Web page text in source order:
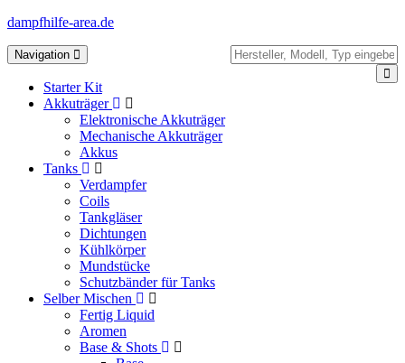
dampfhilfe-area.de
Toggle
navigation
Navigation
Starter Kit
Akkuträger
Elektronische Akkuträger
Mechanische Akkuträger
Akkus
Tanks
Verdampfer
Coils
Tankgläser
Dichtungen
Kühlkörper
Mundstücke
Schutzbänder für Tanks
Selber Mischen
Fertig Liquid
Aromen
Base & Shots